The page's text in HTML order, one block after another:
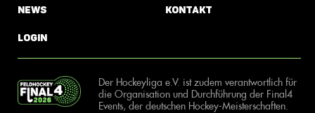
News
Login
Kontakt
Der Hockeyliga e.V. ist zudem verantwortlich für
die Organisation und Durchführung der Final4
Events, der deutschen Hockey-Meisterschaften.